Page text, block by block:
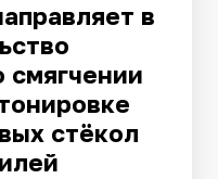
в
смягчении
стёкол